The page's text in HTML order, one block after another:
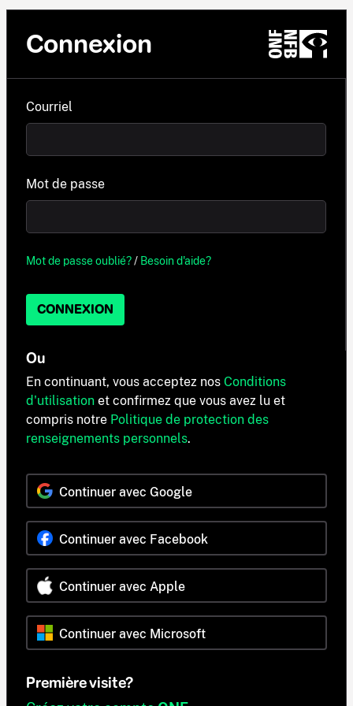
Connexion
Courriel
Mot de passe
Mot de passe oublié?/ Besoin d'aide?
CONNEXION
Ou
En continuant, vous acceptez nos Conditions
d'utilisation et confirmez que vous avez lu et
compris notre Politique de protection des
renseignements personnels.
Continuer avec Google
Continuer avec Facebook
Continuer avec Apple
Continuer avec Microsoft
Première visite?